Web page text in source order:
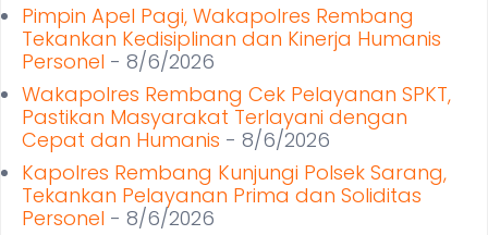
Pimpin Apel Pagi, Wakapolres Rembang
Tekankan Kedisiplinan dan Kinerja Humanis
Personel - 8/6/2026
Wakapolres Rembang Cek Pelayanan SPKT,
Pastikan Masyarakat Terlayani dengan
Cepat dan Humanis - 8/6/2026
Kapolres Rembang Kunjungi Polsek Sarang,
Tekankan Pelayanan Prima dan Soliditas
Personel - 8/6/2026